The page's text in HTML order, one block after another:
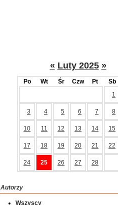
« Luty 2025 »
Po Wt Śr Czw Pt Sb
1
3 4 5 6 7 8
10 11 12 13 14 15
17 18 19 20 21 22
24 25 26 27 28
Autorzy
Wszyscy